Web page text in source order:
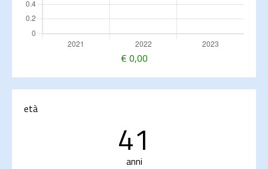
€ 0,00
età
41
anni